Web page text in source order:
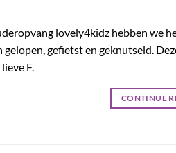
lovely4kidz hebben we
gefietst en geknutseld.
F.
CONTINUE